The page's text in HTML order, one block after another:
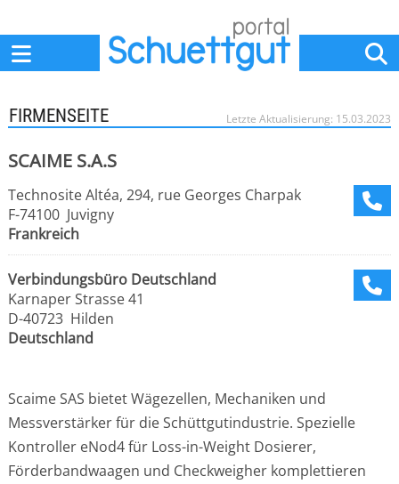
Letzte Aktualisierung: 15.03.2023
FIRMENSEITE
SCAIME S.A.S
Technosite Altéa, 294, rue Georges Charpak
F-74100 Juvigny
Frankreich
Verbindungsbüro Deutschland
Karnaper Strasse 41
D-40723 Hilden
Deutschland
Scaime SAS bietet Wägezellen, Mechaniken und
Messverstärker für die Schüttgutindustrie. Spezielle
Kontroller eNod4 für Loss-in-Weight Dosierer,
Förderbandwaagen und Checkweigher komplettieren